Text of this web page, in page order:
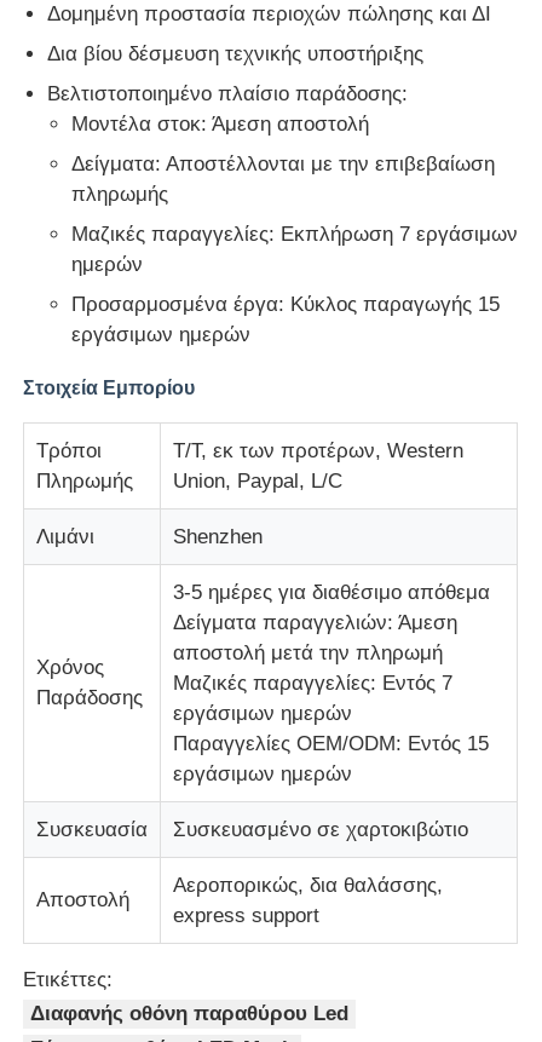
Δομημένη προστασία περιοχών πώλησης και ΔΙ
Δια βίου δέσμευση τεχνικής υποστήριξης
Βελτιστοποιημένο πλαίσιο παράδοσης:
Μοντέλα στοκ: Άμεση αποστολή
Δείγματα: Αποστέλλονται με την επιβεβαίωση
πληρωμής
Μαζικές παραγγελίες: Εκπλήρωση 7 εργάσιμων
ημερών
Προσαρμοσμένα έργα: Κύκλος παραγωγής 15
εργάσιμων ημερών
Στοιχεία Εμπορίου
Τρόποι
Πληρωμής
T/T, εκ των προτέρων, Western
Union, Paypal, L/C
Λιμάνι Shenzhen
Χρόνος
Παράδοσης
3-5 ημέρες για διαθέσιμο απόθεμα
Δείγματα παραγγελιών: Άμεση
αποστολή μετά την πληρωμή
Μαζικές παραγγελίες: Εντός 7
εργάσιμων ημερών
Παραγγελίες OEM/ODM: Εντός 15
εργάσιμων ημερών
Συσκευασία Συσκευασμένο σε χαρτοκιβώτιο
Αποστολή
Αεροπορικώς, δια θαλάσσης,
express support
Ετικέττες:
Διαφανής οθόνη παραθύρου Led